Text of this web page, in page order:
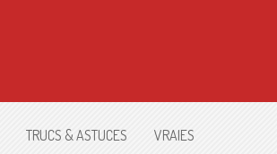
TRUCS & ASTUCES VRAIES